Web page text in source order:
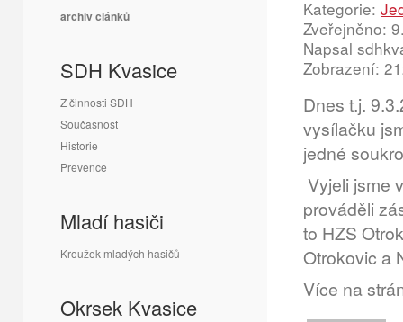
archiv článků
SDH Kvasice
Z činnosti SDH
Současnost
Historie
Prevence
Mladí hasiči
Kroužek mladých hasičů
Okrsek Kvasice
Kategorie:
Zveřejněno:
Napsal
Zobrazení:
Dnes t.j.
vysílačku
jedné
Vyjeli jsme
prováděli
to HZS
Otrokovic a
Více na